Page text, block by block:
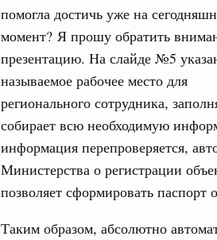
помогла достичь уже на
момент? Я прошу обратить
презентацию. На слайде №5
называемое рабочее место для
регионального сотрудника,
собирает всю необходимую
информация перепроверяется,
Министерства о регистрации
позволяет сформировать паспорт
Таким образом, абсолютно